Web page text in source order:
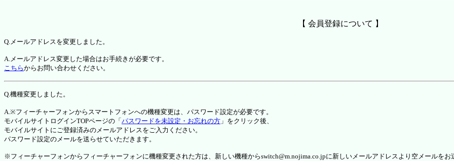
【 会員登録について 】
Q.メールアドレスを変更しました。
A.メールアドレス変更した場合はお手続きが必要です。
こちらからお問い合わせください。
Q.機種変更しました。
A.※フィーチャーフォンからスマートフォンへの機種変更は、パスワード設定が必要です。
モバイルサイトログインTOPページの「 パスワードを未設定・お忘れの方 」をクリック後、
モバイルサイトにご登録済みのメールアドレスをご入力ください。
パスワード設定のメールを送らせていただきます。
※フィーチャーフォンからフィーチャーフォンに機種変更された方は、新しい機種からswitch@m.nojima.co.jpに新しいメールアドレスより空メールをお